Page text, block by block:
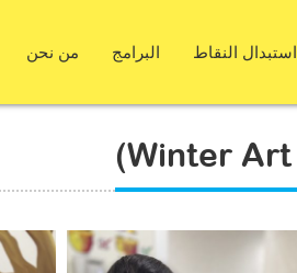
من نحن البرامج استبدال النقاط